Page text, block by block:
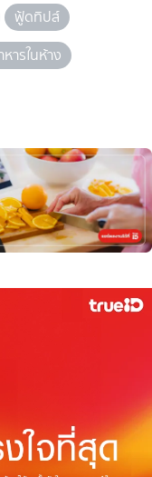
ฟู้ดทิปส์
ารในห้าง